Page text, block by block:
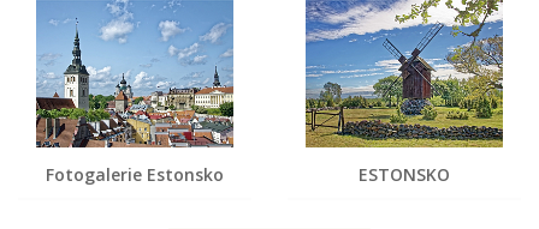
Fotogalerie Estonsko ESTONSKO